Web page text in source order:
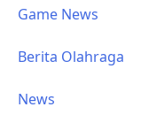
Game News
Berita Olahraga
News